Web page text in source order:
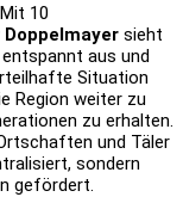
10
sieht
aus und
Situation
Region weiter zu
zu erhalten.
und Täler
sondern
gefördert.